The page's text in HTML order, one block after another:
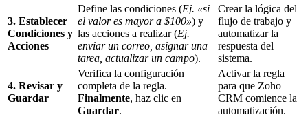
3. Establecer
Condiciones y
Acciones
Define las condiciones (Ej. «si
el valor es mayor a $100») y
las acciones a realizar (Ej.
enviar un correo, asignar una
tarea, actualizar un campo).
Crear la lógica del
flujo de trabajo y
automatizar la
respuesta del
sistema.
4. Revisar y
Guardar
Verifica la configuración
completa de la regla.
Finalmente, haz clic en
Guardar.
Activar la regla
para que Zoho
CRM comience la
automatización.